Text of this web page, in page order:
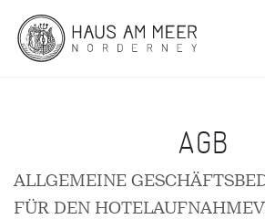
Skip
content
AGB
ALLGEMEINE
FÜR DEN